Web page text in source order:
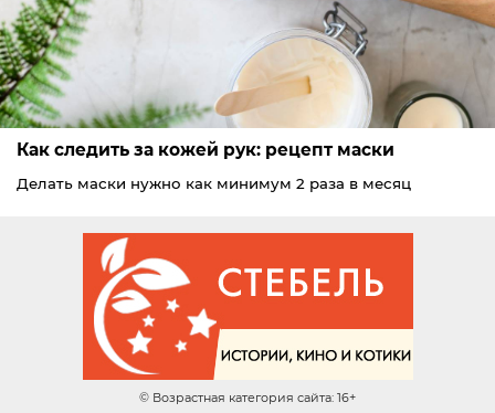
Как следить за кожей рук: рецепт маски
Делать маски нужно как минимум 2 раза в месяц
© Возрастная категория сайта: 16+